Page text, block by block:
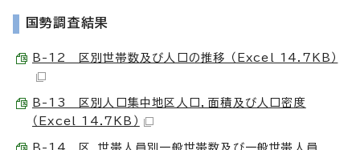
国勢調査結果
B-12 区別世帯数及び人口の推移 （Excel 14.7KB）
B-13 区別人口集中地区人口，面積及び人口密度
（Excel 14.7KB）
B-14 区，世帯人員別一般世帯数及び一般世帯人員